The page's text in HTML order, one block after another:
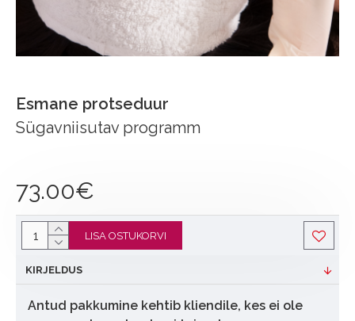
Esmane protseduur
Sügavniisutav programm
73.00€
LISA OSTUKORVI
KIRJELDUS
Antud pakkumine kehtib kliendile, kes ei ole